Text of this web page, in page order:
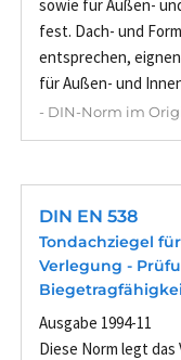
sowie für Außen-
fest. Dach- und
entsprechen,
für Außen- und
- DIN-Norm im
DIN EN 538
Tondachziegel
Verlegung -
Ausgabe 1994-11
Diese Norm legt